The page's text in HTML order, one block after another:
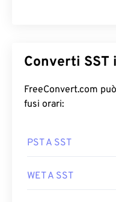
Converti
FreeConvert.com
fusi orari:
PST A SST
WET A SST